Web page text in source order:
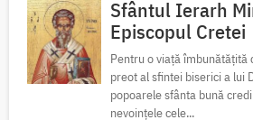
Sfântul Ierarh
Episcopul Cretei
Pentru o viață îmbunătățită
preot al sfintei biserici a lui
popoarele sfânta bună
nevoințele cele...